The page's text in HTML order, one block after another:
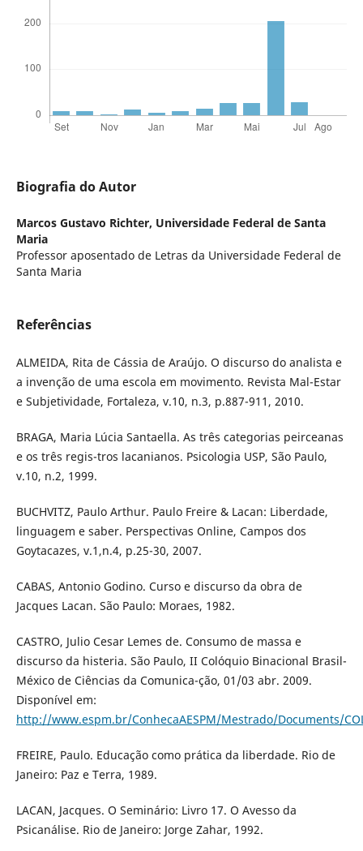
Biografia do Autor
Marcos Gustavo Richter, Universidade Federal de Santa
Maria
Professor aposentado de Letras da Universidade Federal de
Santa Maria
Referências
ALMEIDA, Rita de Cássia de Araújo. O discurso do analista e
a invenção de uma escola em movimento. Revista Mal-Estar
e Subjetividade, Fortaleza, v.10, n.3, p.887-911, 2010.
BRAGA, Maria Lúcia Santaella. As três categorias peirceanas
e os três regis-tros lacanianos. Psicologia USP, São Paulo,
v.10, n.2, 1999.
BUCHVITZ, Paulo Arthur. Paulo Freire & Lacan: Liberdade,
linguagem e saber. Perspectivas Online, Campos dos
Goytacazes, v.1,n.4, p.25-30, 2007.
CABAS, Antonio Godino. Curso e discurso da obra de
Jacques Lacan. São Paulo: Moraes, 1982.
CASTRO, Julio Cesar Lemes de. Consumo de massa e
discurso da histeria. São Paulo, II Colóquio Binacional Brasil-
México de Ciências da Comunica-ção, 01/03 abr. 2009.
Disponível em:
http://www.espm.br/ConhecaAESPM/Mestrado/Documents/
FREIRE, Paulo. Educação como prática da liberdade. Rio de
Janeiro: Paz e Terra, 1989.
LACAN, Jacques. O Seminário: Livro 17. O Avesso da
Psicanálise. Rio de Janeiro: Jorge Zahar, 1992.